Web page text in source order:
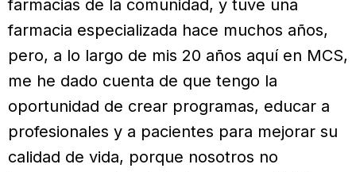
farmacias de la comunidad, y tuve una
farmacia especializada hace muchos años,
pero, a lo largo de mis 20 años aquí en MCS,
me he dado cuenta de que tengo la
oportunidad de crear programas, educar a
profesionales y a pacientes para mejorar su
calidad de vida, porque nosotros no